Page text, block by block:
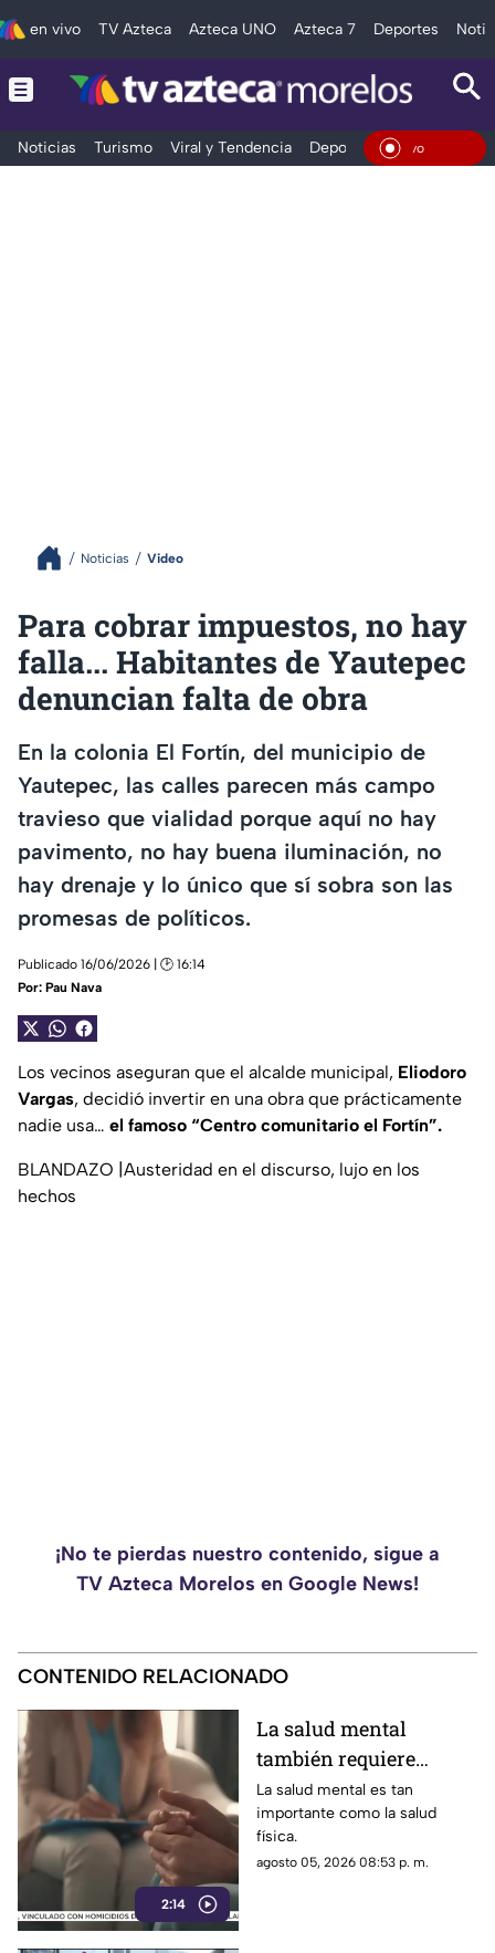
en vivo TV Azteca Azteca UNO Azteca 7 Deportes
Noticias Turismo Viral y Tendencia Deportes Espectáculos
En
Noticias Video
Para cobrar impuestos, no hay
falla... Habitantes de Yautepec
denuncian falta de obra
En la colonia El Fortín, del municipio de
Yautepec, las calles parecen más campo
travieso que vialidad porque aquí no hay
pavimento, no hay buena iluminación, no
hay drenaje y lo único que sí sobra son las
promesas de políticos.
Publicado 16/06/2026 | 🕑 16:14
Por: Pau Nava
Los vecinos aseguran que el alcalde municipal, Eliodoro
Vargas, decidió invertir en una obra que prácticamente
nadie usa… el famoso “Centro comunitario el Fortín”.
BLANDAZO |Austeridad en el discurso, lujo en los
hechos
¡No te pierdas nuestro contenido, sigue a
TV Azteca Morelos en Google News!
CONTENIDO RELACIONADO
2:14
La salud mental
también requiere
atención
La salud mental es tan
importante como la salud
física.
agosto 05, 2026 08:53 p. m.